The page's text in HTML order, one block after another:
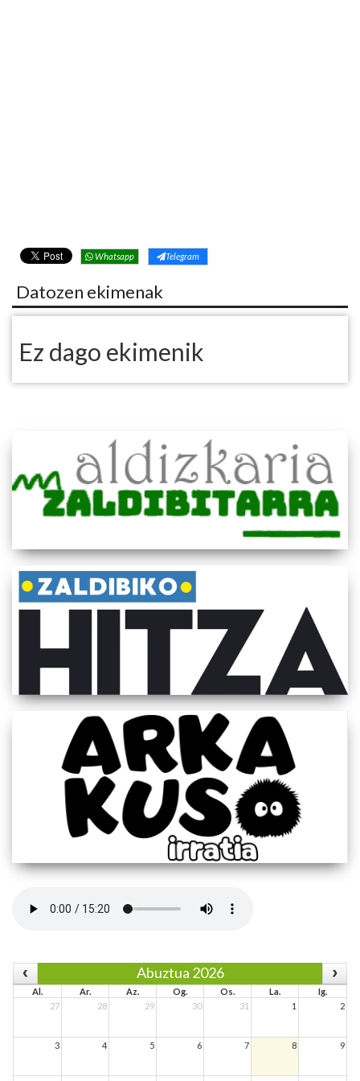
Whatsapp Telegram
Datozen ekimenak
Ez dago ekimenik
Abuztua 2026
Al. Ar. Az. Og. Os. La.
Ig.
27
28 29 30 31 1 2
3 4 5 6 7 8 9